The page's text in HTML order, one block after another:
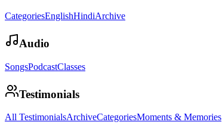
CategoriesEnglishHindiArchive
Audio
SongsPodcastClasses
Testimonials
All TestimonialsArchiveCategoriesMoments & Memories